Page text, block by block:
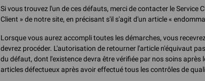
Si vous trouvez l'un de ces défauts, merci de contacter le Service
Client » de notre site, en précisant s'il s'agit d'un article «
Lorsque vous aurez accompli toutes les démarches, vous
devrez procéder. L'autorisation de retourner l'article n'équivaut
du défaut, dont l'existence devra être vérifiée par nos soins
articles défectueux après avoir effectué tous les contrôles de